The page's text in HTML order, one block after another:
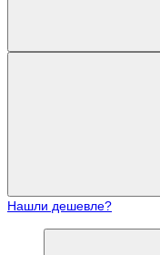
Нашли дешевле?